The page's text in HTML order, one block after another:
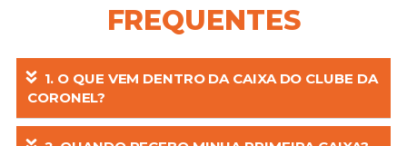
FREQUENTES
1. O QUE VEM DENTRO DA CAIXA DO CLUBE DA
CORONEL?